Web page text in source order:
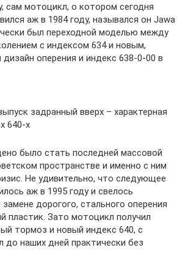
сам мотоцикл, о котором сегодня
аж в 1984 году, назывался он Jawa
был переходной моделью между
с индексом 634 и новым,
оперения и индекс 638-0-00 в
задранный вверх – характерная
640-х
было стать последней массовой
пространстве и именно с ним
Не удивительно, что следующее
аж в 1995 году и свелось
дорогого, стального оперения
пластик. Зато мотоцикл получил
тормоз и новый индекс 640, с
наших дней практически без